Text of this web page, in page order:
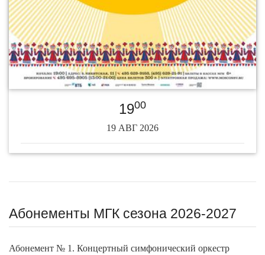
1900
19 АВГ 2026
Абонементы МГК сезона 2026-2027
Абонемент № 1. Концертный симфонический оркестр